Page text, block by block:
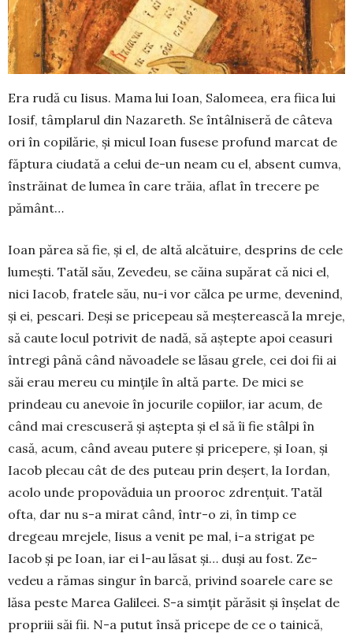
Era rudă cu Iisus. Mama lui Ioan, Salomeea, era fiica lui
Iosif, tâmplarul din Nazareth. Se întâlniseră de câteva
ori în copilărie, și micul Ioan fusese profund marcat de
făptura ciudată a celui de-un neam cu el, absent cumva,
înstrăinat de lumea în care trăia, aflat în trecere pe
pământ…
Ioan părea să fie, și el, de altă alcătuire, desprins de cele
lumești. Tatăl său, Zevedeu, se căina supărat că nici el,
nici Iacob, fratele său, nu-i vor căl­ca pe urme, devenind,
și ei, pescari. Deși se pricepeau să meșterească la mreje,
să caute locul potrivit de nadă, să aș­tepte apoi ceasuri
întregi până când năvoadele se lăsau grele, cei doi fii ai
săi erau mereu cu mințile în altă parte. De mici se
prindeau cu anevoie în jocurile copiilor, iar acum, de
când mai crescuseră și aștepta și el să îi fie stâlpi în
casă, acum, când aveau putere și pricepere, și Ioan, și
Iacob plecau cât de des puteau prin deșert, la Iordan,
acolo unde propovăduia un prooroc zdren­țuit. Tatăl
ofta, dar nu s-a mirat când, într-o zi, în timp ce
dregeau mrejele, Iisus a venit pe mal, i-a strigat pe
Iacob și pe Ioan, iar ei l-au lăsat și… duși au fost. Ze­
vedeu a rămas singur în barcă, privind soarele care se
lăsa peste Marea Galileei. S-a simțit părăsit și înșelat de
propriii săi fii. N-a putut însă pricepe de ce o tainică,